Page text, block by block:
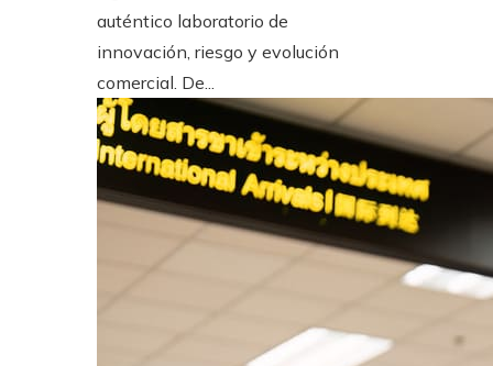
auténtico laboratorio de
innovación, riesgo y evolución
comercial. De...